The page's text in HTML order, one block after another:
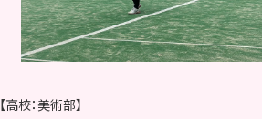
【高校：美術部】